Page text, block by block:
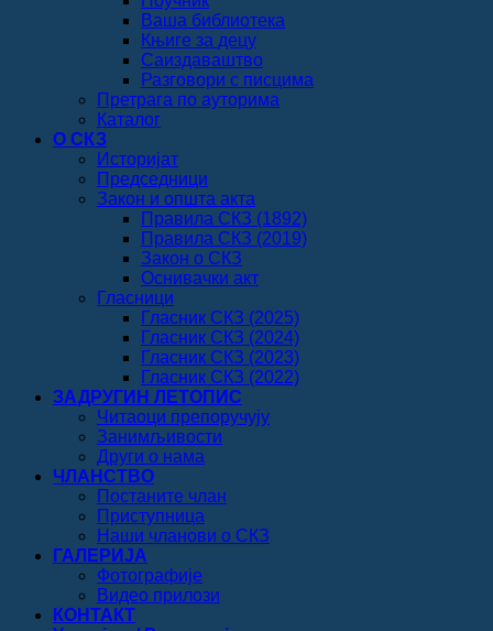
Ваша библиотека
Књиге за децу
Саиздаваштво
Разговори с писцима
Претрага по ауторима
Каталог
О СКЗ
Историјат
Председници
Закон и општа акта
Правила СКЗ (1892)
Правила СКЗ (2019)
Закон о СКЗ
Оснивачки акт
Гласници
Гласник СКЗ (2025)
Гласник СКЗ (2024)
Гласник СКЗ (2023)
Гласник СКЗ (2022)
ЗАДРУГИН ЛЕТОПИС
Читаоци препоручују
Занимљивости
Други о нама
ЧЛАНСТВО
Постаните члан
Приступница
Наши чланови о СКЗ
ГАЛЕРИЈА
Фотографије
Видео прилози
КОНТАКТ